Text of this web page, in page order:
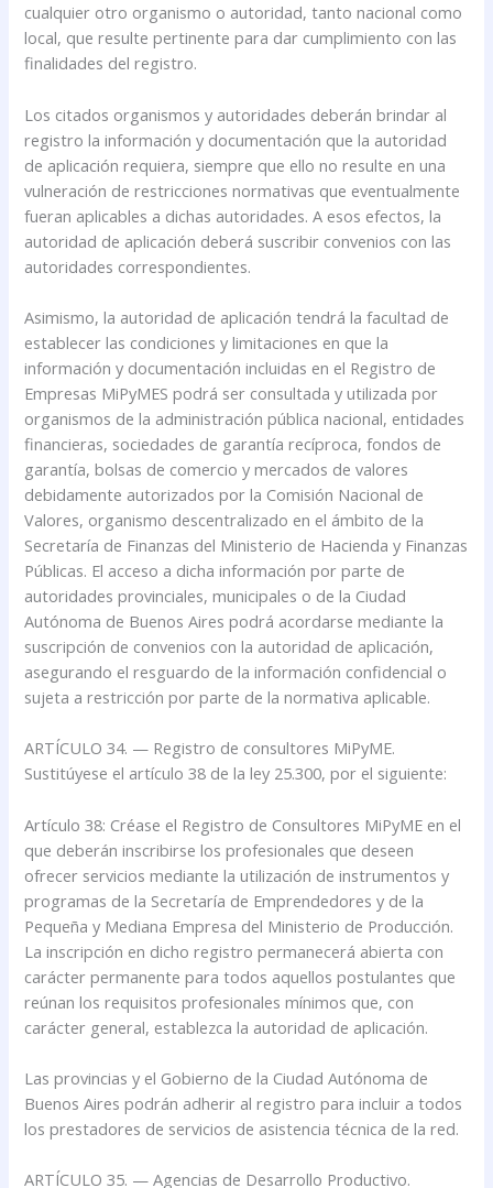
cualquier otro organismo o autoridad, tanto nacional como
local, que resulte pertinente para dar cumplimiento con las
finalidades del registro.
Los citados organismos y autoridades deberán brindar al
registro la información y documentación que la autoridad
de aplicación requiera, siempre que ello no resulte en una
vulneración de restricciones normativas que eventualmente
fueran aplicables a dichas autoridades. A esos efectos, la
autoridad de aplicación deberá suscribir convenios con las
autoridades correspondientes.
Asimismo, la autoridad de aplicación tendrá la facultad de
establecer las condiciones y limitaciones en que la
información y documentación incluidas en el Registro de
Empresas MiPyMES podrá ser consultada y utilizada por
organismos de la administración pública nacional, entidades
financieras, sociedades de garantía recíproca, fondos de
garantía, bolsas de comercio y mercados de valores
debidamente autorizados por la Comisión Nacional de
Valores, organismo descentralizado en el ámbito de la
Secretaría de Finanzas del Ministerio de Hacienda y Finanzas
Públicas. El acceso a dicha información por parte de
autoridades provinciales, municipales o de la Ciudad
Autónoma de Buenos Aires podrá acordarse mediante la
suscripción de convenios con la autoridad de aplicación,
asegurando el resguardo de la información confidencial o
sujeta a restricción por parte de la normativa aplicable.
ARTÍCULO 34. — Registro de consultores MiPyME.
Sustitúyese el artículo 38 de la ley 25.300, por el siguiente:
Artículo 38: Créase el Registro de Consultores MiPyME en el
que deberán inscribirse los profesionales que deseen
ofrecer servicios mediante la utilización de instrumentos y
programas de la Secretaría de Emprendedores y de la
Pequeña y Mediana Empresa del Ministerio de Producción.
La inscripción en dicho registro permanecerá abierta con
carácter permanente para todos aquellos postulantes que
reúnan los requisitos profesionales mínimos que, con
carácter general, establezca la autoridad de aplicación.
Las provincias y el Gobierno de la Ciudad Autónoma de
Buenos Aires podrán adherir al registro para incluir a todos
los prestadores de servicios de asistencia técnica de la red.
ARTÍCULO 35. — Agencias de Desarrollo Productivo.